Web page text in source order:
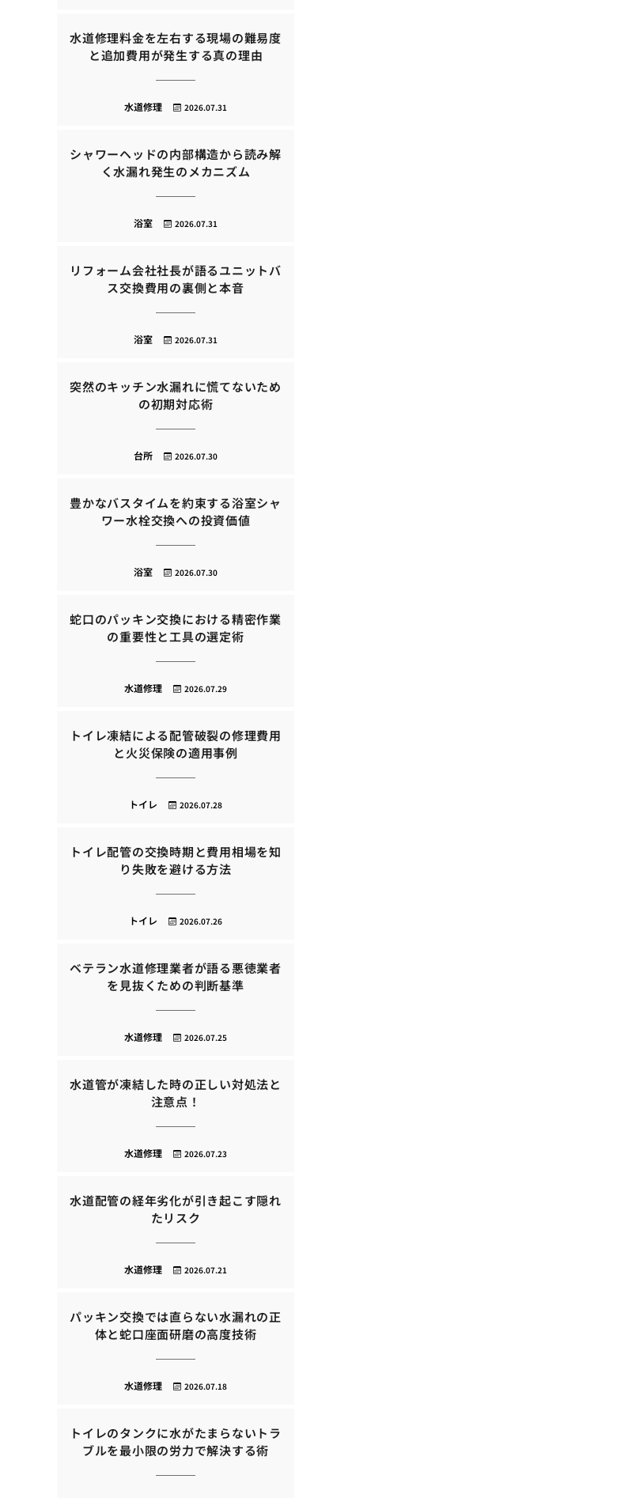
水道修理料金を左右する現場の難易度
と追加費用が発生する真の理由
2026.07.31
水道修理
シャワーヘッドの内部構造から読み解
く水漏れ発生のメカニズム
2026.07.31
浴室
リフォーム会社社長が語るユニットバ
ス交換費用の裏側と本音
2026.07.31
浴室
突然のキッチン水漏れに慌てないため
の初期対応術
2026.07.30
台所
豊かなバスタイムを約束する浴室シャ
ワー水栓交換への投資価値
2026.07.30
浴室
蛇口のパッキン交換における精密作業
の重要性と工具の選定術
2026.07.29
水道修理
トイレ凍結による配管破裂の修理費用
と火災保険の適用事例
2026.07.28
トイレ
トイレ配管の交換時期と費用相場を知
り失敗を避ける方法
2026.07.26
トイレ
ベテラン水道修理業者が語る悪徳業者
を見抜くための判断基準
2026.07.25
水道修理
水道管が凍結した時の正しい対処法と
注意点！
2026.07.23
水道修理
水道配管の経年劣化が引き起こす隠れ
たリスク
2026.07.21
水道修理
パッキン交換では直らない水漏れの正
体と蛇口座面研磨の高度技術
2026.07.18
水道修理
トイレのタンクに水がたまらないトラ
ブルを最小限の労力で解決する術